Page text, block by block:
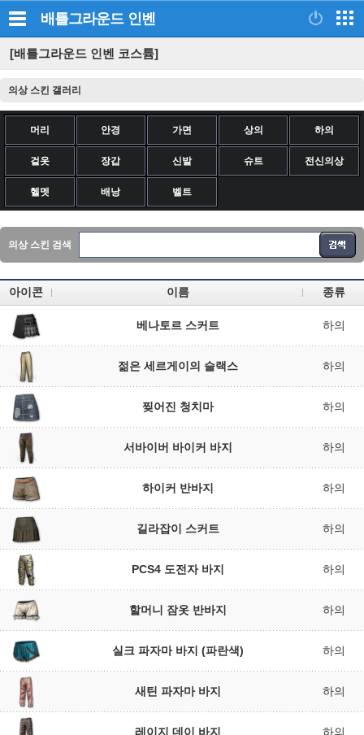
배틀그라운드 인벤
[배틀그라운드 인벤 코스튬]
의상 스킨 갤러리
머리 안경 가면 상의 하의
겉옷 장갑 신발 슈트 전신의상
헬멧 배낭 벨트
의상 스킨 검색
아이콘 이름 종류
베나토르 스커트 하의
젊은 세르게이의 슬랙스 하의
찢어진 청치마 하의
서바이버 바이커 바지 하의
하이커 반바지 하의
길라잡이 스커트 하의
PCS4 도전자 바지 하의
할머니 잠옷 반바지 하의
실크 파자마 바지 (파란색) 하의
새틴 파자마 바지 하의
레이지 데이 바지 하의